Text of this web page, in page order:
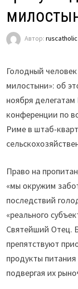
Автор:ruscatholic
Голодный
милостыни»: об
ноября
конференции по
Риме в штаб-
Право на
«мы окружим
последствий
«реального
Святейший Отец.
препятствуют
продукты питания
подвергая их